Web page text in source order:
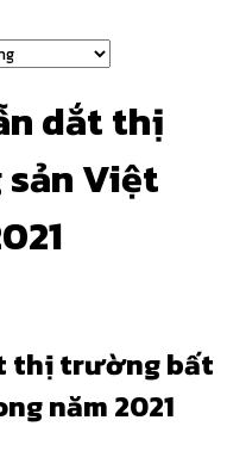
dắt thị
Việt
thị trường bất
năm 2021